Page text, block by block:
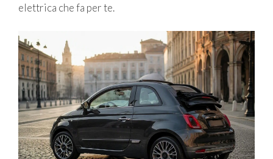
elettrica che fa per te.